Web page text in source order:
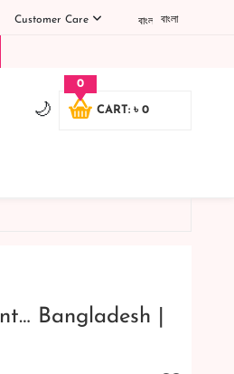
বাংলা
Customer Care
টাকা দিবেন ডেলিভারি ম্যান চলে যাওয়ার
🌙 CART: ৳ 0
0
Bangladesh |